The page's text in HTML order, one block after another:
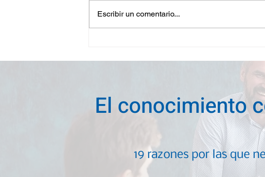
director
Escribir un comentario...
El conocimiento
19 razones por las que